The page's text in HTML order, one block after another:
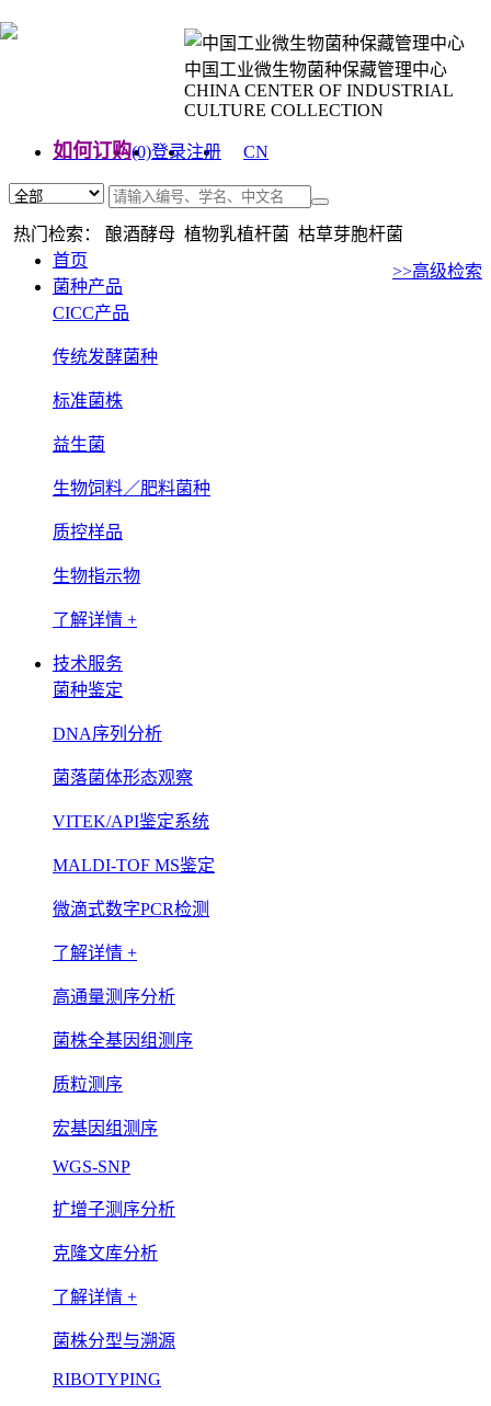
中国工业微生物菌种保藏管理中心
CHINA CENTER OF INDUSTRIAL
CULTURE COLLECTION
如何订购(0)登录注册
CN
热门检索： 酿酒酵母 植物乳植杆菌 枯草芽胞杆菌
>>高级检索
首页
菌种产品
CICC产品
传统发酵菌种
标准菌株
益生菌
生物饲料／肥料菌种
质控样品
生物指示物
了解详情 +
技术服务
菌种鉴定
DNA序列分析
菌落菌体形态观察
VITEK/API鉴定系统
MALDI-TOF MS鉴定
微滴式数字PCR检测
了解详情 +
高通量测序分析
菌株全基因组测序
质粒测序
宏基因组测序
WGS-SNP
扩增子测序分析
克隆文库分析
了解详情 +
菌株分型与溯源
RIBOTYPING